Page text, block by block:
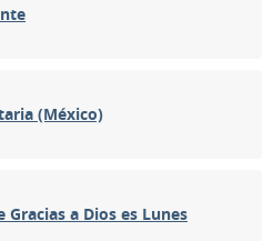
(México)
Gracias a Dios es Lunes